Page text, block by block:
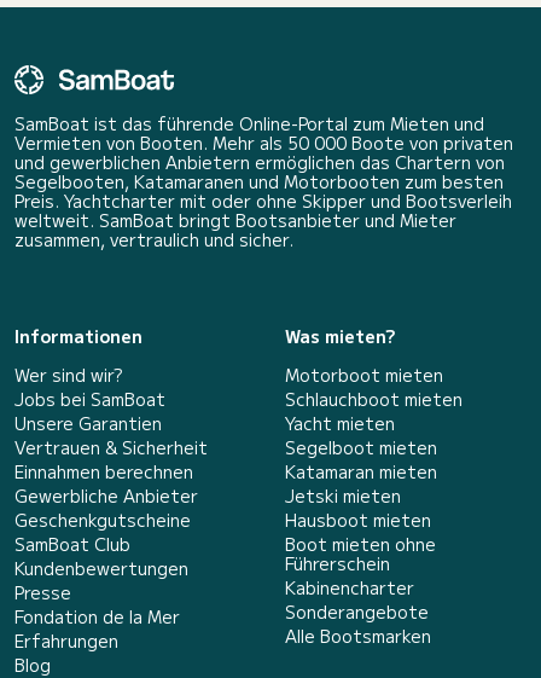
SamBoat ist das führende Online-Portal zum Mieten und
Vermieten von Booten. Mehr als 50 000 Boote von privaten
und gewerblichen Anbietern ermöglichen das Chartern von
Segelbooten, Katamaranen und Motorbooten zum besten
Preis. Yachtcharter mit oder ohne Skipper und Bootsverleih
weltweit. SamBoat bringt Bootsanbieter und Mieter
zusammen, vertraulich und sicher.
Informationen
Wer sind wir?
Jobs bei SamBoat
Unsere Garantien
Vertrauen & Sicherheit
Einnahmen berechnen
Gewerbliche Anbieter
Geschenkgutscheine
SamBoat Club
Kundenbewertungen
Presse
Fondation de la Mer
Erfahrungen
Blog
Was mieten?
Motorboot mieten
Schlauchboot mieten
Yacht mieten
Segelboot mieten
Katamaran mieten
Jetski mieten
Hausboot mieten
Boot mieten ohne
Führerschein
Kabinencharter
Sonderangebote
Alle Bootsmarken